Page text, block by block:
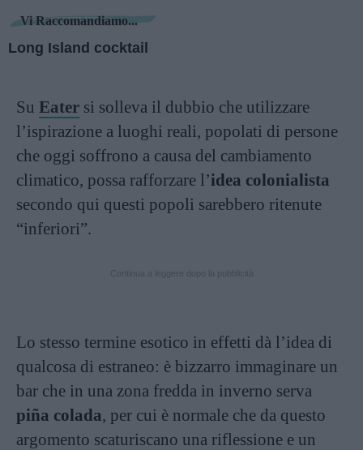
Vi Raccomandiamo...
Long Island cocktail
Su Eater si solleva il dubbio che utilizzare
l’ispirazione a luoghi reali, popolati di persone
che oggi soffrono a causa del cambiamento
climatico, possa rafforzare l’idea colonialista
secondo qui questi popoli sarebbero ritenute
“inferiori”.
Lo stesso termine esotico in effetti dà l’idea di
qualcosa di estraneo: è bizzarro immaginare un
bar che in una zona fredda in inverno serva
piña colada, per cui è normale che da questo
argomento scaturiscano una riflessione e un